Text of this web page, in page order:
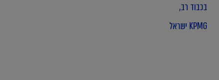
בכבוד רב,
KPMG ישראל